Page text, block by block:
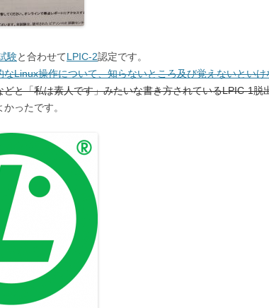
験と合わせてLPIC-2認定です。
なLinux操作について、知らないところ及び覚えないとい
どと「私は素人です」みたいな書き方されているLPIC-1脱
ったです。